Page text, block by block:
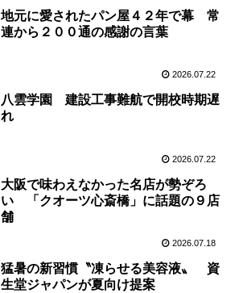
地元に愛されたパン屋４２年で幕 常
連から２００通の感謝の言葉
2026.07.22
八雲学園 建設工事難航で開校時期遅
れ
2026.07.22
大阪で味わえなかった名店が勢ぞろ
い 「クオーツ心斎橋」に話題の９店
舗
2026.07.18
猛暑の新習慣〝凍らせる美容液〟 資
生堂ジャパンが夏向け提案